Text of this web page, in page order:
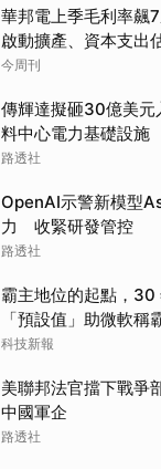
華邦電上季毛利率飆
啟動擴產、資本支出
到，早入主記憶體廠
今周刊
傳輝達擬砸30億美
料中心電力基礎設施
路透社
OpenAI示警新模型
力 收緊研發管控
路透社
霸主地位的起點，30
「預設值」助微軟稱
科技新報
美聯邦法官擋下戰爭
中國軍企
路透社